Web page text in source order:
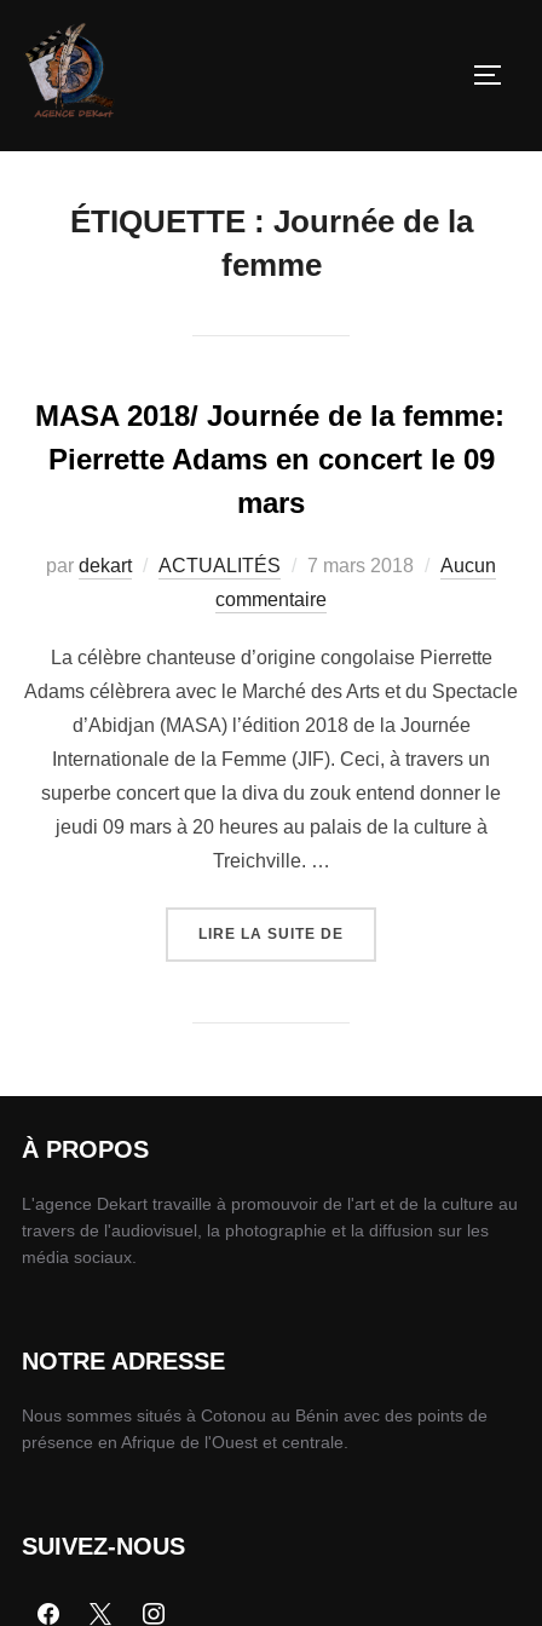
ÉTIQUETTE : Journée de la
femme
MASA 2018/ Journée de la femme:
Pierrette Adams en concert le 09
mars
par dekart ACTUALITÉS 7 mars 2018
Aucun
commentaire
La célèbre chanteuse d’origine congolaise Pierrette
Adams célèbrera avec le Marché des Arts et du Spectacle
d’Abidjan (MASA) l’édition 2018 de la Journée
Internationale de la Femme (JIF). Ceci, à travers un
superbe concert que la diva du zouk entend donner le
jeudi 09 mars à 20 heures au palais de la culture à
Treichville. …
LIRE LA SUITE DE
À PROPOS
L'agence Dekart travaille à promouvoir de l'art et de la culture au
travers de l'audiovisuel, la photographie et la diffusion sur les
média sociaux.
NOTRE ADRESSE
Nous sommes situés à Cotonou au Bénin avec des points de
présence en Afrique de l'Ouest et centrale.
SUIVEZ-NOUS